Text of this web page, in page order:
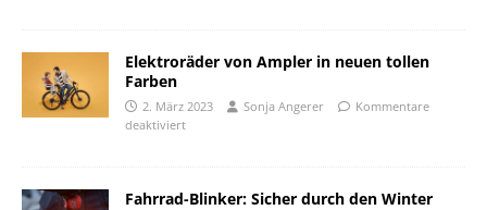
Elektroräder von Ampler in neuen tollen
Farben
2. März 2023 Sonja Angerer
Kommentare
deaktiviert
Fahrrad-Blinker: Sicher durch den Winter